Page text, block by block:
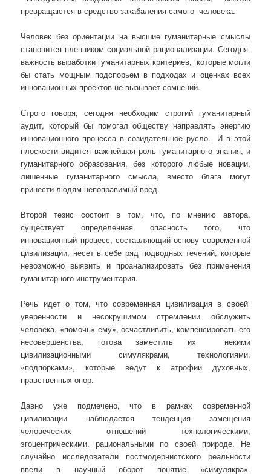
превращаются в средство закабаления самого человека.
Человек без ориентации на высшие гуманитарные смыслы
становится пленником социальной рационализации. Сегодня
важность выработки гуманитарных критериев, которые могли
бы стать мощным подспорьем в подходах и оценках всех
инновационных проектов не вызывает сомнений.
Строго говоря, сегодня необходим строгий гуманитарный
аудит, который бы помогал обществу направлять энергию
инновационного процесса в созидательное русло. И в этой
плоскости видится важнейшая роль гуманитарного знания, и
гуманитарного образования, без которого любые новации,
лишенные гуманитарного смысла, вместо блага могут
принести людям непоправимый вред.
Второй тезис состоит в том, что, по мнению автора,
существует определенная опасность того, что
инновационный процесс, составляющий основу современной
цивилизации, несет в себе ряд подводных течений, которые
невозможно выявить и проанализировать без применения
гуманитарного инструментария.
Речь идет о том, что современная цивилизация в своей
уверенности и несокрушимом стремлении обслужить
человека, «помочь» ему», осчастливить, компенсировать его
несовершенства, готова заместить их некими
цивилизационными симулякрами, технологиями,
«подпорками», которые ведут к атрофии духовных,
нравственных опор.
Давно уже подмечено, что в рамках современной
цивилизации наблюдается тенденция замещения
человеческих отношений технологическими,
эгоцентрическими, рациональными по своей природе. Не
случайно исследователи постмодернистского реальности
ввели в научный оборот понятие «симулякра».